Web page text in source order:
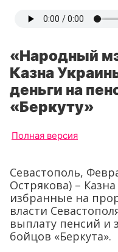
«Народный
Казна
деньги на
«Беркуту»
Полная версия
Севастополь,
Острякова) –
избранные на
власти
выплату пенсий и
бойцов «Беркута».